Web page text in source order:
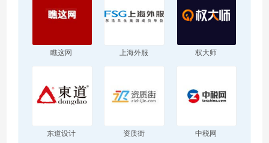
瞧这网 上海外服 权大师
东道设计 资质街 中税网